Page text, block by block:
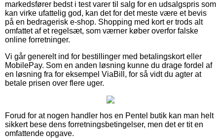
markedsfører bedst i test varer til salg for en udsalgspris som
kan virke ufattelig god, kan det for det meste være et bevis
på en bedragerisk e-shop. Shopping med kort er trods alt
omfattet af et regelsæt, som værner køber overfor falske
online forretninger.
Vi går generelt ind for bestillinger med betalingskort eller
MobilePay. Som en anden løsning kunne du drage fordel af
en løsning fra for eksempel ViaBill, for så vidt du agter at
betale prisen over flere uger.
Forud for at nogen handler hos en Pentel butik kan man helt
sikkert bese dens forretningsbetingelser, men det er tit en
omfattende opgave.